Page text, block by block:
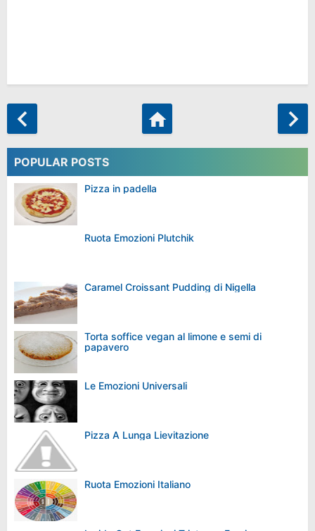
POPULAR POSTS
Pizza in padella
Ruota Emozioni Plutchik
Caramel Croissant Pudding di Nigella
Torta soffice vegan al limone e semi di
papavero
Le Emozioni Universali
Pizza A Lunga Lievitazione
Ruota Emozioni Italiano